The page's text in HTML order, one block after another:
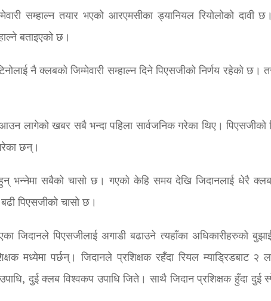
सम्हाल्न तयार भएको आरएमसीका ड्यानियल रियोलोको दावी
बताइएको छ।
नै क्लबको जिम्मेवारी सम्हाल्न दिने पिएसजीको निर्णय रहेको छ।
लागेको खबर सबै भन्दा पहिला सार्वजनिक गरेका थिए। पिएसजीको
छन्।
भन्नेमा सबैको चासो छ। गएको केहि समय देखि जिदानलाई धेरै
पिएसजीको चासो छ।
जिदानले पिएसजीलाई अगाडी बढाउने त्यहाँका अधिकारीहरुको
मध्येमा पर्छन्। जिदानले प्रशिक्षक रहँदा रियल म्याड्रिडबाट २
दुई क्लब विश्वकप उपाधि जिते। साथै जिदान प्रशिक्षक हुँदा दुई